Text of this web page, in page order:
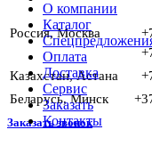
Россия, Москва
Казахстан, Астана
Беларусь, Минск
Заказать звонок
О компании
Каталог
Оплата
Доставка
Сервис
Заказать
Контакты